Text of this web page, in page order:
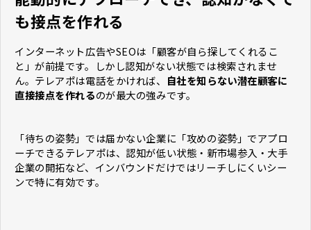
も接点を作れる
インターネット広告やSEOは「顧客が自ら探してくれるこ
と」が前提です。しかし認知がない状態では検索されませ
ん。テレアポは電話をかければ、 自社を知らない潜在顧客に
直接接点を作れるのが最大の強みです。
「待ちの姿勢」では届かない企業に「攻めの姿勢」でアプロ
ーチできるテレアポは、認知が低い状態・新市場参入・大手
企業の開拓など、インバウンドだけではリーチしにくいシー
ンで特に有効です。